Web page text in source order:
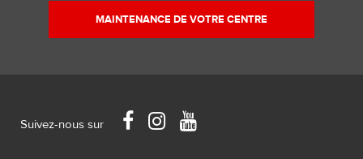
MAINTENANCE DE VOTRE CENTRE
Suivez-nous sur
FacebookInstagram